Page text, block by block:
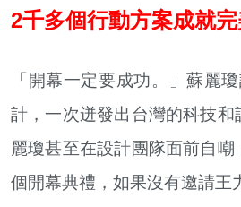
2千多個行動方案成就
「開幕一定要成功。」蘇麗
計，一次迸發出台灣的科技
麗瓊甚至在設計團隊面前自
個開幕典禮，如果沒有邀請王